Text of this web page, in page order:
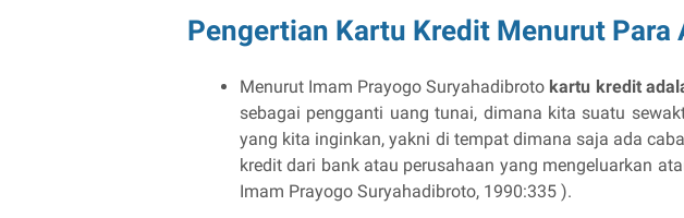
Pengertian Kartu Kredit Menurut Para
Menurut Imam Prayogo Suryahadibroto kartu kredit
sebagai pengganti uang tunai, dimana kita suatu
yang kita inginkan, yakni di tempat dimana saja ada
kredit dari bank atau perusahaan yang mengeluarkan
Imam Prayogo Suryahadibroto, 1990:335 ).